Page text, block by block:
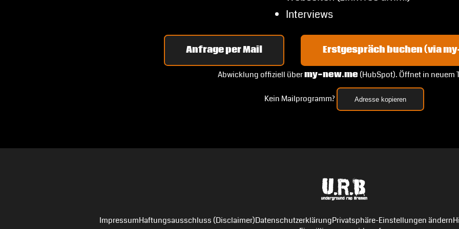
Interviews
Anfrage per Mail Erstgespräch buchen (via
Abwicklung offiziell übermy-new.me(HubSpot). Öffnet in neuem
Kein Mailprogramm? Adresse kopieren
ImpressumHaftungsausschluss (Disclaimer)DatenschutzerklärungPrivatsphäre-Einstellungen ändern